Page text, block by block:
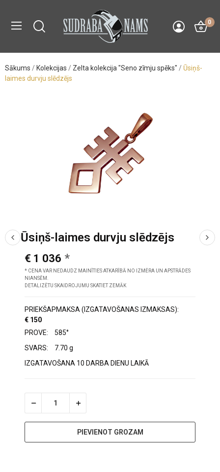
0
Sākums Kolekcijas Zelta kolekcija "Seno zīmju spēks"
Ūsiņš-
laimes durvju slēdzējs
Ūsiņš-laimes durvju slēdzējs
€ 1 036
* CENA VAR NEDAUDZ MAINĪTIES ATKARĪBĀ NO IZMĒRA UN APSTRĀDES
NIANSĒM.
DETALIZĒTU SKAIDROJUMU SKATIET ZEMĀK
PRIEKŠAPMAKSA (IZGATAVOŠANAS IZMAKSAS):
€ 150
PROVE:
585°
SVARS:
7.70 g
IZGATAVOŠANA 10 DARBA DIENU LAIKĀ
PIEVIENOT GROZAM